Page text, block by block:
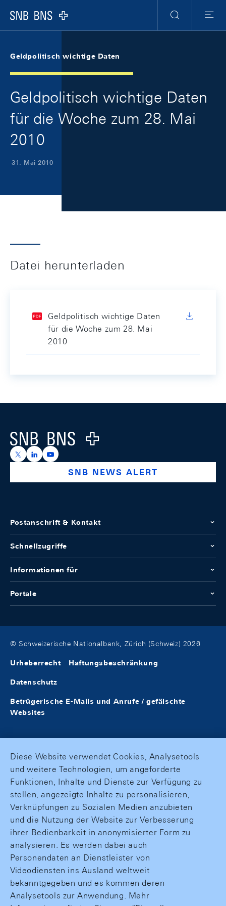
Logo
Suche
Menu
Geldpolitisch wichtige Daten
Geldpolitisch wichtige Daten
für die Woche zum 28. Mai
2010
31. Mai 2010
Datei herunterladen
Geldpolitisch wichtige Daten
für die Woche zum 28. Mai
2010
Logo
https://x.com/snb_bns
https://ch.linkedin.com/company/swiss-national-
https://www.youtube.com/@swissnationalbank
SNB NEWS ALERT
Postanschrift & Kontakt
Schnellzugriffe
Informationen für
Portale
© Schweizerische Nationalbank, Zürich (Schweiz) 2026
Urheberrecht Haftungsbeschränkung
Datenschutz
Betrügerische E-Mails und Anrufe / gefälschte
Websites
Diese Website verwendet Cookies, Analysetools
und weitere Technologien, um angeforderte
Funktionen, Inhalte und Dienste zur Verfügung zu
stellen, angezeigte Inhalte zu personalisieren,
Verknüpfungen zu Sozialen Medien anzubieten
und die Nutzung der Website zur Verbesserung
ihrer Bedienbarkeit in anonymisierter Form zu
analysieren. Es werden dabei auch
Personendaten an Dienstleister von
Videodiensten ins Ausland weltweit
bekanntgegeben und es kommen deren
Analysetools zur Anwendung. Mehr